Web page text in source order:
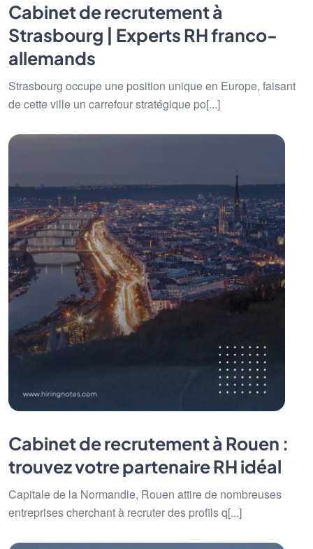
Cabinet de recrutement à
Strasbourg | Experts RH franco-
allemands
Strasbourg occupe une position unique en Europe, faisant
de cette ville un carrefour stratégique po[...]
Cabinet de recrutement à Rouen :
trouvez votre partenaire RH idéal
Capitale de la Normandie, Rouen attire de nombreuses
entreprises cherchant à recruter des profils q[...]